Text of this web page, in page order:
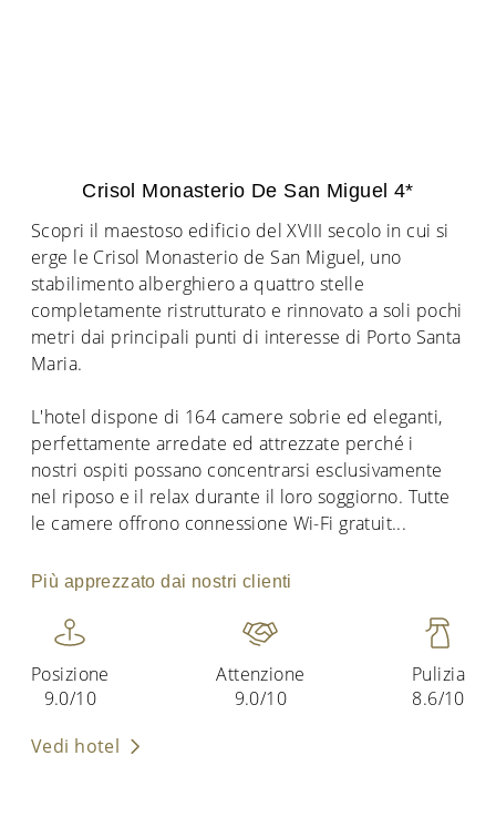
Crisol Monasterio De San Miguel 4*
Scopri il maestoso edificio del XVIII secolo in cui si
erge le Crisol Monasterio de San Miguel, uno
stabilimento alberghiero a quattro stelle
completamente ristrutturato e rinnovato a soli pochi
metri dai principali punti di interesse di Porto Santa
Maria.
L'hotel dispone di 164 camere sobrie ed eleganti,
perfettamente arredate ed attrezzate perché i
nostri ospiti possano concentrarsi esclusivamente
nel riposo e il relax durante il loro soggiorno. Tutte
le camere offrono connessione Wi-Fi gratuit...
Più apprezzato dai nostri clienti
Posizione
9.0/10
Attenzione
9.0/10
Pulizia
8.6/10
Vedi hotel